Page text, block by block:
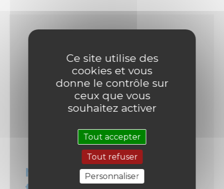
Mobil-home incendié,
fausse facture… et
Ce site utilise des
cookies et vous
donne le contrôle sur
ceux que vous
souhaitez activer
Tout accepter
Tout refuser
Personnaliser